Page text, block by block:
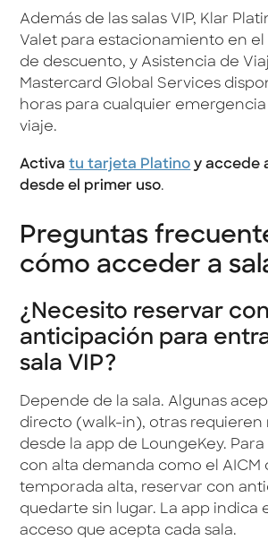
Además de las salas VIP, Klar
Valet para estacionamiento en el
de descuento, y Asistencia de
Mastercard Global Services
horas para cualquier
viaje.
Activatu tarjeta Platino y accede
desde el primer uso.
Preguntas
cómo acceder a
¿Necesito reservar con
anticipación para
sala VIP?
Depende de la sala. Algunas
directo (walk-in), otras requieren
desde la app de LoungeKey.
con alta demanda como el AICM
temporada alta, reservar con
quedarte sin lugar. La app indica
acceso que acepta cada sala.